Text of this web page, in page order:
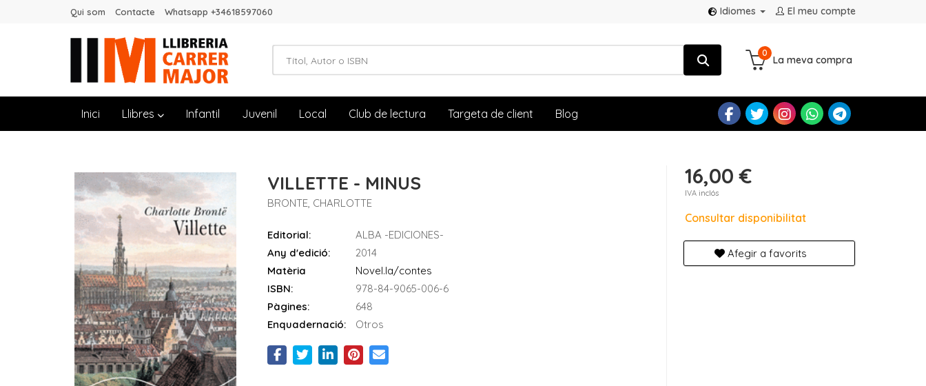
El meu compte
Idiomes
Qui som Contacte Whatsapp +34618597060
La meva compra
0
Inici Llibres Infantil Juvenil Local Club de lectura Targeta de client Blog
VILLETTE - MINUS
BRONTE, CHARLOTTE
Editorial:
ALBA -EDICIONES-
Any d'edició:
2014
Matèria
Novel.la/contes
ISBN:
978-84-9065-006-6
Pàgines:
648
Enquadernació:
Otros
16,00 €
IVA inclós
Consultar disponibilitat
Afegir a favorits